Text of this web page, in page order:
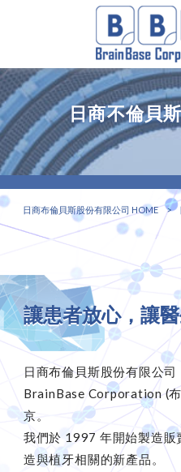
日商不倫貝
日商布倫貝斯股份有限公司 HOME >
讓患者放心，讓
日商布倫貝斯股份有限公
BrainBase Corporation (
京。
我們於 1997 年開始製造
造與植牙相關的新產品。